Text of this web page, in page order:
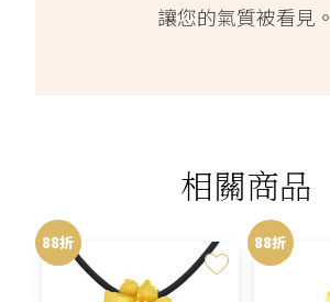
讓您的氣質被看見。
相關商品
88折 88折